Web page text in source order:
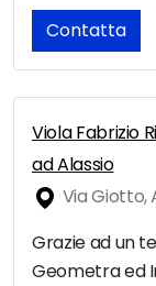
Contatta
Viola Fabrizio
ad Alassio
Via Giotto,
Grazie ad un
Geometra ed